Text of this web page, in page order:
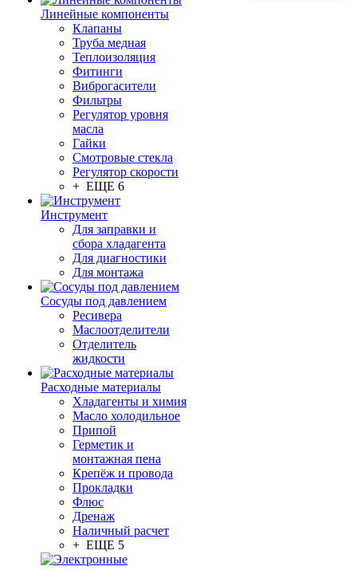
Линейные компоненты
Клапаны
Труба медная
Теплоизоляция
Фитинги
Виброгасители
Фильтры
Регулятор уровня
масла
Гайки
Смотровые стекла
Регулятор скорости
+ ЕЩЕ 6
Инструмент
Для заправки и
сбора хладагента
Для диагностики
Для монтажа
Сосуды под давлением
Ресивера
Маслоотделители
Отделитель
жидкости
Расходные материалы
Хладагенты и химия
Масло холодильное
Припой
Герметик и
монтажная пена
Крепёж и провода
Прокладки
Флюс
Дренаж
Наличный расчет
+ ЕЩЕ 5